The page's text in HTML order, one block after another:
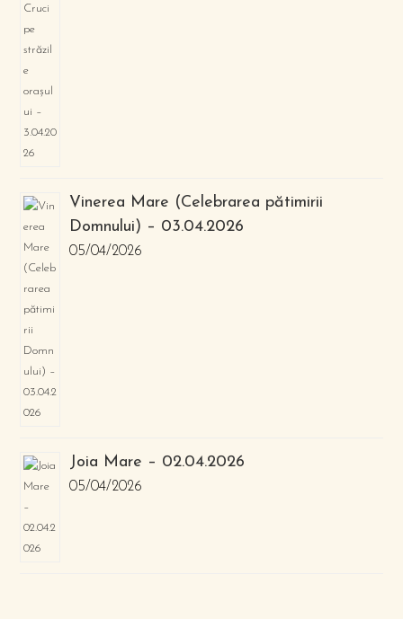
Vinerea Mare (Celebrarea pătimirii
Domnului) – 03.04.2026
05/04/2026
Joia Mare – 02.04.2026
05/04/2026